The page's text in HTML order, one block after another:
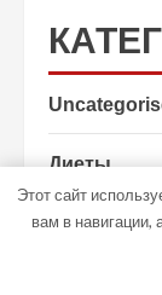
Диеты
Здоровье
Этот сайт
вам в навигации,